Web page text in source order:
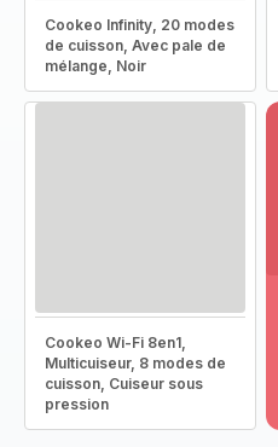
Cookeo Infinity, 20 modes
de cuisson, Avec pale de
mélange, Noir
Cookeo Wi-Fi 8en1,
Multicuiseur, 8 modes de
cuisson, Cuiseur sous
pression